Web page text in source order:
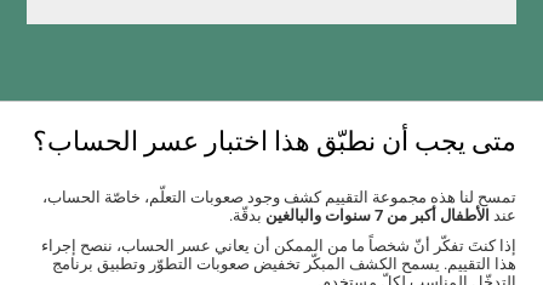
متى يجب أن نطبّق هذا اختبار عسر الحساب؟
تمسح لنا هذه مجموعة التقييم كشف وجود صعوبات التعلّم، خاصّة الحساب،
عند الأطفال أكبر من 7 سنوات والبالغين
بدقّة.
إذا كنتَ تفكّر أنّ شخصاً ما من الممكن أن يعاني عسر الحساب، ننصح إجراء
هذا التقييم. يسمح الكشف المبكّر تخفيض صعوبات التطوّر وتطبيق برنامج